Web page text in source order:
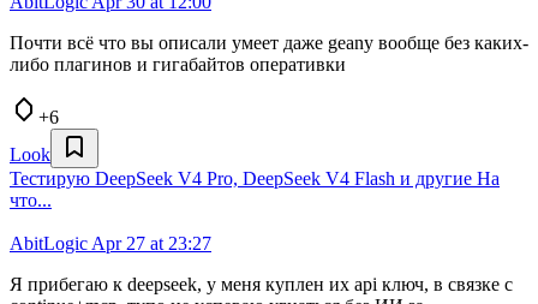
Почти всё что вы описали умеет даже geany вообще без каких-
либо плагинов и гигабайтов оперативки
+6
Look
Тестирую DeepSeek V4 Pro, DeepSeek V4 Flash и другие На
что...
AbitLogic Apr 27 at 23:27
Я прибегаю к deepseek, у меня куплен их api ключ, в связке с